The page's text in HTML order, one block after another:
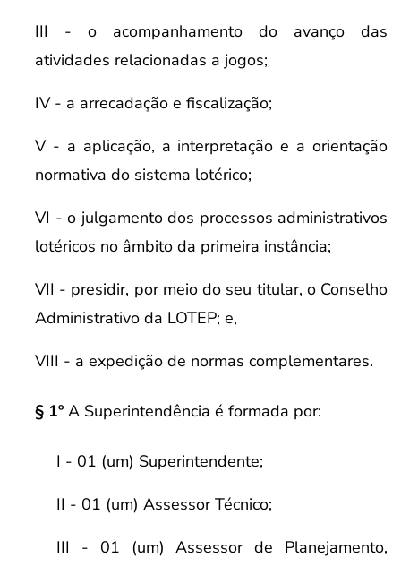
III - o acompanhamento do avanço das
atividades relacionadas a jogos;
IV - a arrecadação e fiscalização;
V - a aplicação, a interpretação e a orientação
normativa do sistema lotérico;
VI - o julgamento dos processos administrativos
lotéricos no âmbito da primeira instância;
VII - presidir, por meio do seu titular, o Conselho
Administrativo da LOTEP; e,
VIII - a expedição de normas complementares.
§ 1º A Superintendência é formada por:
I - 01 (um) Superintendente;
II - 01 (um) Assessor Técnico;
III - 01 (um) Assessor de Planejamento,